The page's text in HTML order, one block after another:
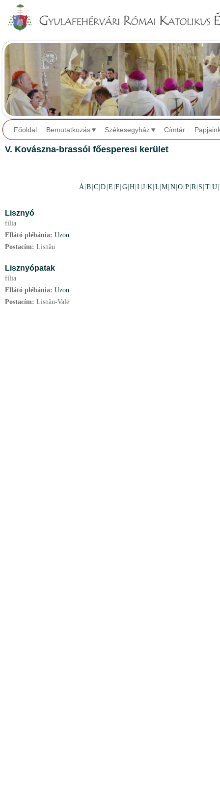
Főoldal Bemutatkozás Székesegyház Címtár
V. Kovászna-brassói főesperesi kerület
Á |B C |D E |F G H |I J |K L |M N O |P R S T |U |
Lisznyó
filia
Ellátó plébánia: Uzon
Postacím: Lisnău
Lisznyópatak
filia
Ellátó plébánia: Uzon
Postacím: Lisnău-Vale